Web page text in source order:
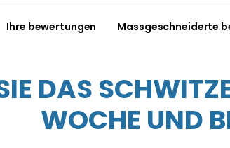
Ihre bewertungen Massgeschneiderte
DAS
WOCHE UND